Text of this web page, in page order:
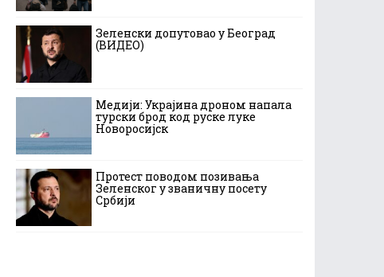
Зеленски допутовао у Београд
(ВИДЕО)
Медији: Украјина дроном напала
турски брод код руске луке
Новоросијск
Протест поводом позивања
Зеленског у званичну посету
Србији